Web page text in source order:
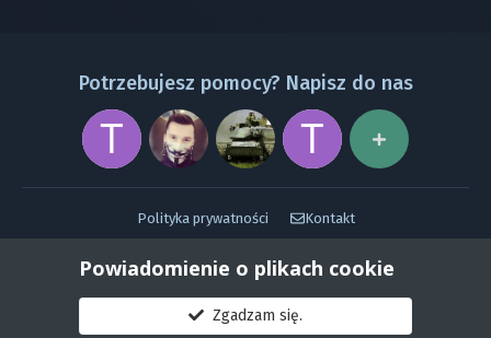
Potrzebujesz pomocy? Napisz do nas
Polityka prywatności
Kontakt
Powiadomienie o plikach cookie
Zgadzam się.